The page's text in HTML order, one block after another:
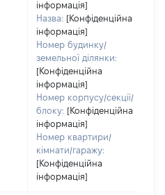
інформація]
Назва: [Конфіденційна
інформація]
Номер будинку/
земельної ділянки:
[Конфіденційна
інформація]
Номер корпусу/секції/
блоку: [Конфіденційна
інформація]
Номер квартири/
кімнати/гаражу:
[Конфіденційна
інформація]